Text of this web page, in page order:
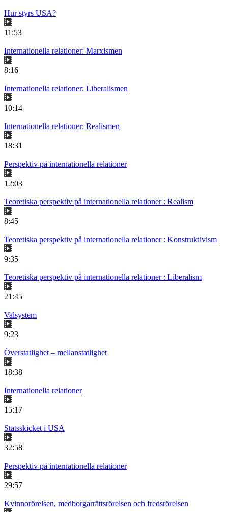
Hur styrs USA?
11:53
Internationella relationer: Marxismen
8:16
Internationella relationer: Liberalismen
10:14
Internationella relationer: Realismen
18:31
Perspektiv på internationella relationer
12:03
Teoretiska perspektiv på internationella relationer : Realism
8:45
Teoretiska perspektiv på internationella relationer : Konstruktivism
9:35
Teoretiska perspektiv på internationella relationer : Liberalism
21:45
Valsystem
9:23
Överstatlighet – mellanstatlighet
18:38
Internationella relationer
15:17
Statsskicket i USA
32:58
Perspektiv på internationella relationer
29:57
Kvinnorörelsen, medborgarrättsrörelsen och fredsrörelsen